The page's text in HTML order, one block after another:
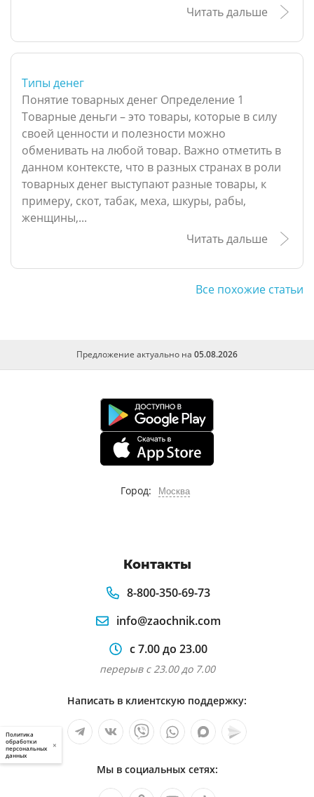
Читать дальше
Типы денег
Понятие товарных денег Определение 1
Товарные деньги – это товары, которые в силу
своей ценности и полезности можно
обменивать на любой товар. Важно отметить в
данном контексте, что в разных странах в роли
товарных денег выступают разные товары, к
примеру, скот, табак, меха, шкуры, рабы,
женщины,...
Читать дальше
Все похожие статьи
Предложение актуально на 05.08.2026
Город: Москва
Контакты
8-800-350-69-73
info@zaochnik.com
с 7.00 до 23.00
перерыв с 23.00 до 7.00
Написать в клиентскую поддержку:
Мы в социальных сетях:
Политика
обработки
персональных
данных
×